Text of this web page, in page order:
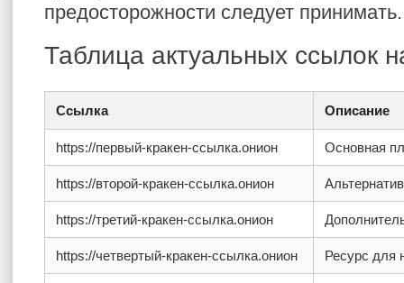
предосторожности следует принимать.
Таблица актуальных ссылок
Ссылка Описание
https://первый-кракен-ссылка.онион Основная
https://второй-кракен-ссылка.онион
https://третий-кракен-ссылка.онион
https://четвертый-кракен-ссылка.онион Ресурс для